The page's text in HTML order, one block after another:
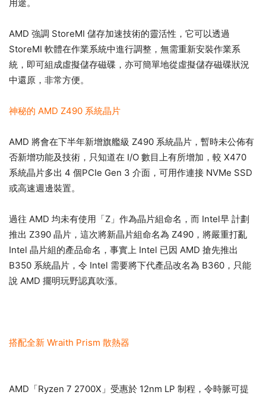
用途。
AMD 強調 StoreMI 儲存加速技術的靈活性，它可以透過
StoreMI 軟體在作業系統中進行調整，無需重新安裝作業系
統，即可組成虛擬儲存磁碟，亦可簡單地從虛擬儲存磁碟狀況
中還原，非常方便。
神秘的 AMD Z490 系統晶片
AMD 將會在下半年新增旗艦級 Z490 系統晶片，暫時未公佈有
否新增功能及技術，只知道在 I/O 數目上有所增加，較 X470
系統晶片多出 4 個PCIe Gen 3 介面，可用作連接 NVMe SSD
或高速週邊裝置。
過往 AMD 均未有使用「Z」作為晶片組命名，而 Intel早 計劃
推出 Z390 晶片，這次將新晶片組命名為 Z490，將嚴重打亂
Intel 晶片組的產品命名，事實上 Intel 已因 AMD 搶先推出
B350 系統晶片，令 Intel 需要將下代產品改名為 B360，只能
說 AMD 擺明玩野認真吹漲。
搭配全新 Wraith Prism 散熱器
AMD「Ryzen 7 2700X」受惠於 12nm LP 制程，令時脈可提